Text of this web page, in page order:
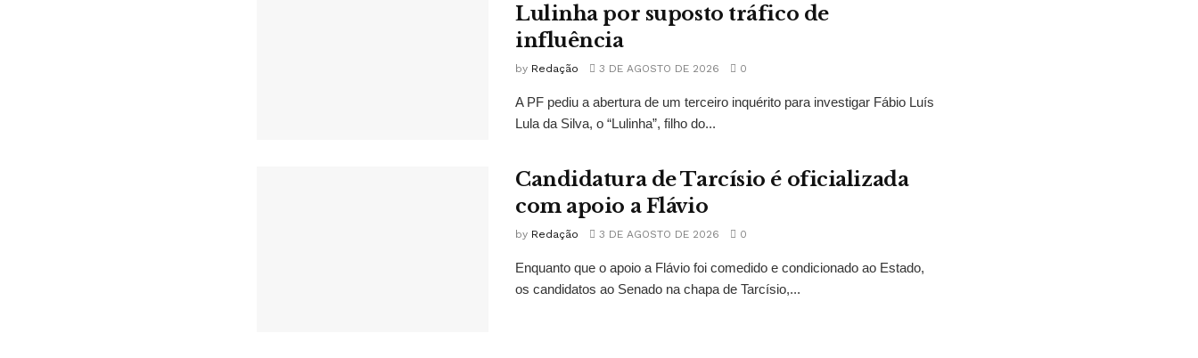
Lulinha por suposto tráfico de
influência
by Redação 3 DE AGOSTO DE 2026 0
A PF pediu a abertura de um terceiro inquérito para investigar Fábio Luís
Lula da Silva, o “Lulinha”, filho do...
Candidatura de Tarcísio é oficializada
com apoio a Flávio
by Redação 3 DE AGOSTO DE 2026 0
Enquanto que o apoio a Flávio foi comedido e condicionado ao Estado,
os candidatos ao Senado na chapa de Tarcísio,...